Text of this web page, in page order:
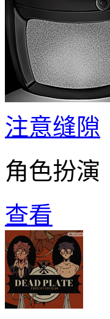
注意缝隙
角色扮演
查看